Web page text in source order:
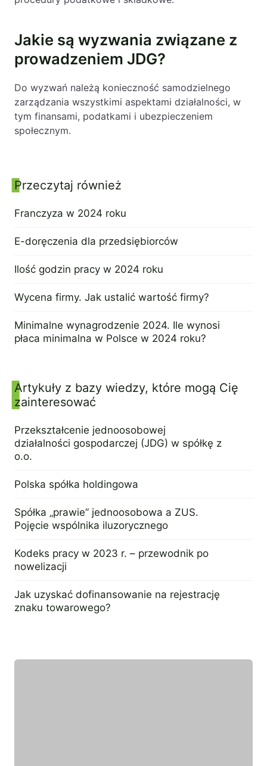
Jakie są wyzwania związane z
prowadzeniem JDG?
Do wyzwań należą konieczność samodzielnego
zarządzania wszystkimi aspektami działalności, w
tym finansami, podatkami i ubezpieczeniem
społecznym.
Panel boczny
Przeczytaj również
Franczyza w 2024 roku
E-doręczenia dla przedsiębiorców
Ilość godzin pracy w 2024 roku
Wycena firmy. Jak ustalić wartość firmy?
Minimalne wynagrodzenie 2024. Ile wynosi
płaca minimalna w Polsce w 2024 roku?
Artykuły z bazy wiedzy, które mogą Cię
zainteresować
Przekształcenie jednoosobowej
działalności gospodarczej (JDG) w spółkę z
o.o.
Polska spółka holdingowa
Spółka „prawie” jednoosobowa a ZUS.
Pojęcie wspólnika iluzorycznego
Kodeks pracy w 2023 r. – przewodnik po
nowelizacji
Jak uzyskać dofinansowanie na rejestrację
znaku towarowego?